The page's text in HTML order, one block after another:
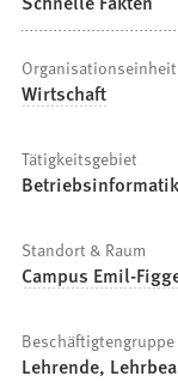
Organisationseinheit
Wirtschaft
Tätigkeitsgebiet
Standort & Raum
Campus Emil-
Beschäftigtengruppe
Lehrende,